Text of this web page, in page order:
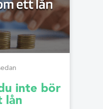
inte bör
lån